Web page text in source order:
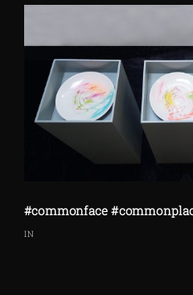
#commonface
IN